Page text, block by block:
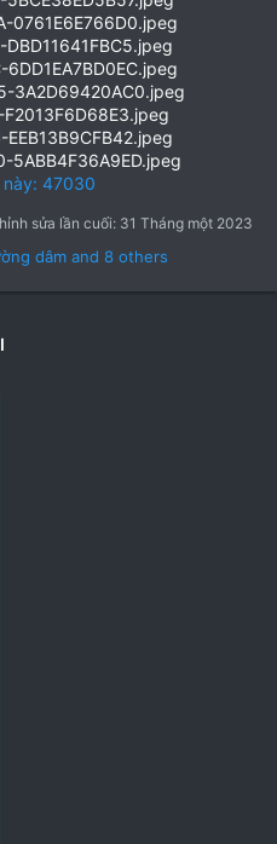
này: 47030
sửa lần cuối: 31 Tháng một 2023
dâm and 8 others